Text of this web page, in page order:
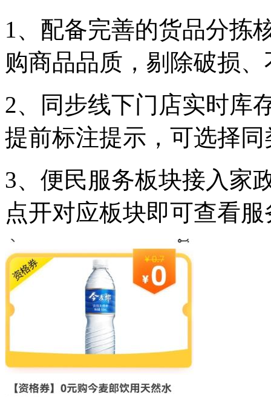
1、配备完善的货品分拣
购商品品质，剔除破损
2、同步线下门店实时库
提前标注提示，可选择
3、便民服务板块接入家
点开对应板块即可查看